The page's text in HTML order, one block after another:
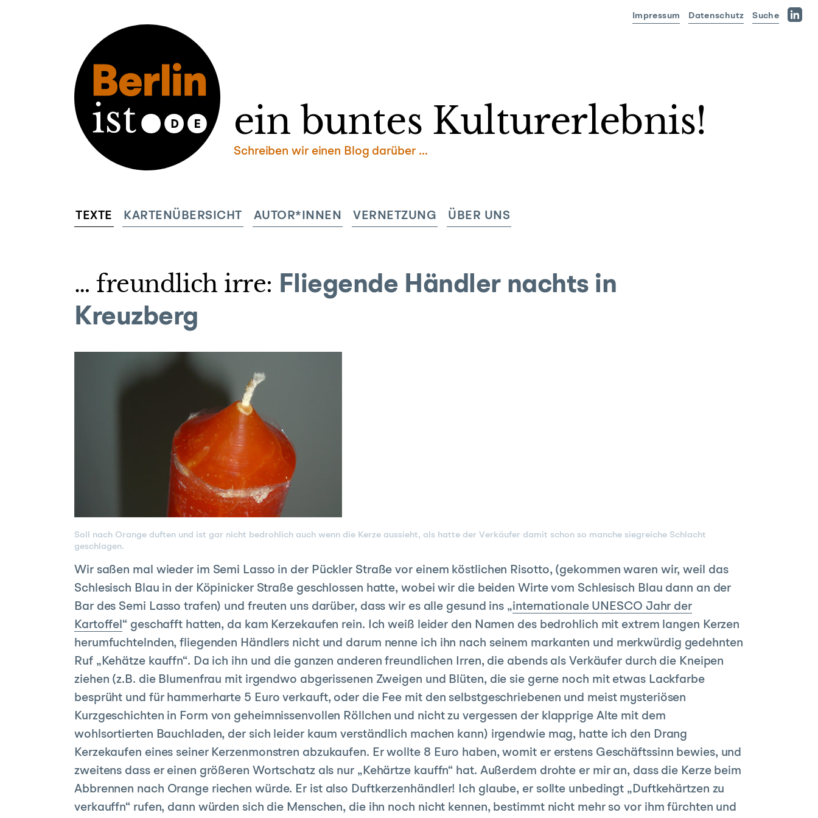
ein buntes Kulturerlebnis!
Schreiben wir einen Blog darüber …
TEXTE KARTENÜBERSICHT AUTOR*INNEN VERNETZUNG ÜBER UNS
Impressum Datenschutz
Suche
… freundlich irre: Fliegende Händler nachts in
Kreuzberg
Soll nach Orange duften und ist gar nicht bedrohlich auch wenn die Kerze aussieht, als hatte der Verkäufer damit schon so manche siegreiche Schlacht
geschlagen.
Wir saßen mal wieder im Semi Lasso in der Pückler Straße vor einem köstlichen Risotto, (gekommen waren wir, weil das
Schlesisch Blau in der Köpinicker Straße geschlossen hatte, wobei wir die beiden Wirte vom Schlesisch Blau dann an der
Bar des Semi Lasso trafen) und freuten uns darüber, dass wir es alle gesund ins „internationale UNESCO Jahr der
Kartoffel“ geschafft hatten, da kam Kerzekaufen rein. Ich weiß leider den Namen des bedrohlich mit extrem langen Kerzen
herumfuchtelnden, fliegenden Händlers nicht und darum nenne ich ihn nach seinem markanten und merkwürdig gedehnten
Ruf „Kehätze kauffn“. Da ich ihn und die ganzen anderen freundlichen Irren, die abends als Verkäufer durch die Kneipen
ziehen (z.B. die Blumenfrau mit irgendwo abgerissenen Zweigen und Blüten, die sie gerne noch mit etwas Lackfarbe
besprüht und für hammerharte 5 Euro verkauft, oder die Fee mit den selbstgeschriebenen und meist mysteriösen
Kurzgeschichten in Form von geheimnissenvollen Röllchen und nicht zu vergessen der klapprige Alte mit dem
wohlsortierten Bauchladen, der sich leider kaum verständlich machen kann) irgendwie mag, hatte ich den Drang
Kerzekaufen eines seiner Kerzenmonstren abzukaufen. Er wollte 8 Euro haben, womit er erstens Geschäftssinn bewies, und
zweitens dass er einen größeren Wortschatz als nur „Kehärtze kauffn“ hat. Außerdem drohte er mir an, dass die Kerze beim
Abbrennen nach Orange riechen würde. Er ist also Duftkerzenhändler! Ich glaube, er sollte unbedingt „Duftkehärtzen zu
verkauffn“ rufen, dann würden sich die Menschen, die ihn noch nicht kennen, bestimmt nicht mehr so vor ihm fürchten und